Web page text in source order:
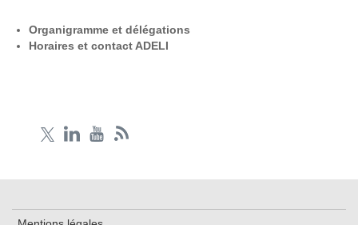
Organigramme et délégations
Horaires et contact ADELI